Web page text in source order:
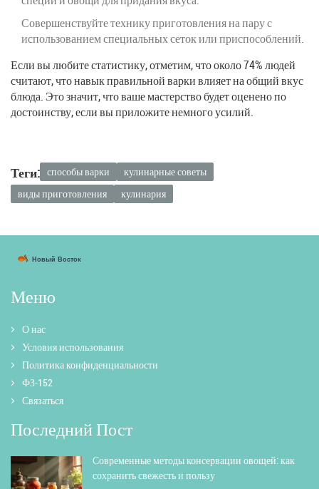
Совершенствуйте технику приготовления на пару с
использованием специальных сеток или приспособлений.
Если вы любите статистику, отметим, что около 74% людей
считают, что навык правильной варки влияет на общий вкус
блюда. Это значит, что ваше мастерство будет оценено по
достоинству, если вы приложите немного усилий.
Теги: способы варки
кулинарные советы
виды приготовления
кулинария
Меню
О нас
Условия использования
Политика конфиденциальности
ФЗ-152
Связаться
Последний Пост
Современные методы консервации овощей: как
сохранить свежесть и пользу